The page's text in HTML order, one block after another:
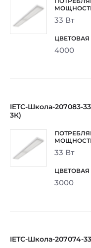
33 Вт
4000
IETC-Школа-207083-
3К)
33 Вт
3000
IETC-Школа-207074-